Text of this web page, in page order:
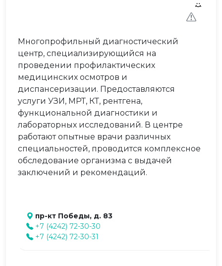
Многопрофильный диагностический
центр, специализирующийся на
проведении профилактических
медицинских осмотров и
диспансеризации. Предоставляются
услуги УЗИ, МРТ, КТ, рентгена,
функциональной диагностики и
лабораторных исследований. В центре
работают опытные врачи различных
специальностей, проводится комплексное
обследование организма с выдачей
заключений и рекомендаций.
пр-кт Победы, д. 83
+7 (4242) 72-30-30
+7 (4242) 72-30-31